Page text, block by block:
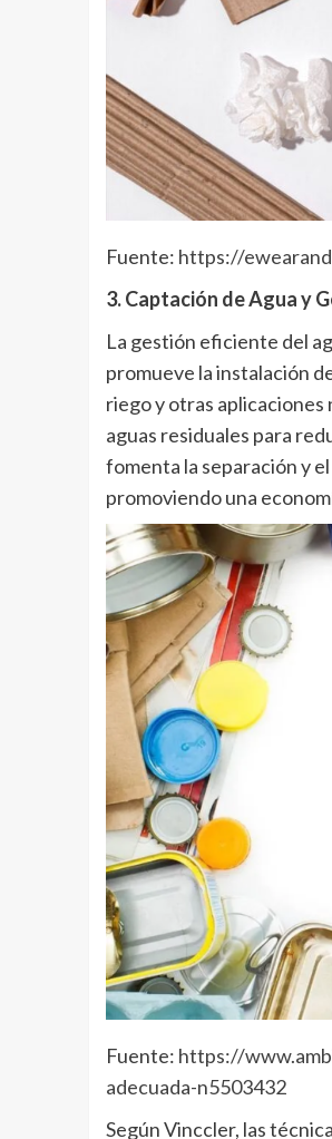
Fuente: https://
3. Captación de Agua y
La gestión eficiente del
promueve la instalación
riego y otras
aguas residuales para
fomenta la separación y
promoviendo una
Fuente: https://
adecuada-n5503432
Según Vinccler, las